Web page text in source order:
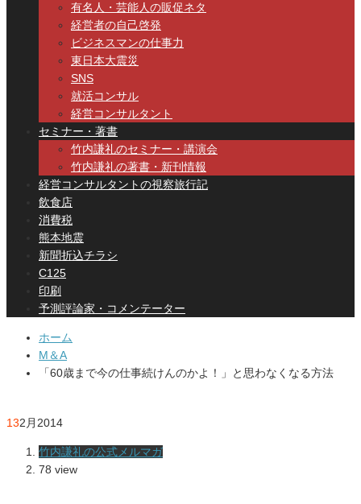
有名人・芸能人の販促ネタ
経営者の自己啓発
ビジネスマンの仕事力
東日本大震災
SNS
就活コンサル
経営コンサルタント
セミナー・著書
竹内謙礼のセミナー・講演会
竹内謙礼の著書・新刊情報
経営コンサルタントの視察旅行記
飲食店
消費税
熊本地震
新聞折込チラシ
C125
印刷
予測評論家・コメンテーター
ホーム
M＆A
「60歳まで今の仕事続けんのかよ！」と思わなくなる方法
132月2014
竹内謙礼の公式メルマガ
78 view